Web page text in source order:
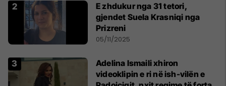
E zhdukur nga 31 tetori,
gjendet Suela Krasniqi nga
Prizreni
05/11/2025
Adelina Ismaili xhiron
videoklipin e ri në ish-vilën e